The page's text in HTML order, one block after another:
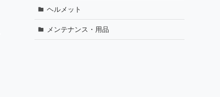
ヘルメット
メンテナンス・用品